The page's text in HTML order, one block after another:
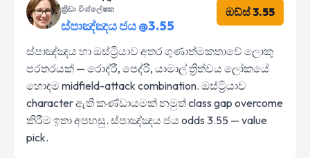
ක්‍රීඩා විශ්ලේෂක
ස්පාඤ්ඤය ජය @3.55
ඔඩ්ස් 3.55
ස්පාඤ්ඤය හා ඔස්ට්‍රියාව අතර ගුණාත්මකතාවේ ලොකු
පරතරයක් — රොද්රී, පෙද්රී, යාමාල් ත්‍රිත්වය ලෝකයේ
හොඳම midfield-attack combination. ඔස්ට්‍රියාව
character ඇති කණ්ඩායමක් නමුත් class gap overcome
කිරීම ඉතා අපහසු. ස්පාඤ්ඤය ජය odds 3.55 — value
pick.